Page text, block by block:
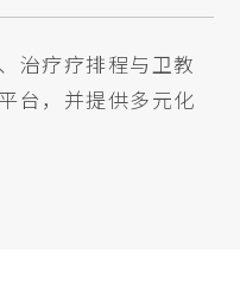
治疗疗排程与卫教
台，并提供多元化